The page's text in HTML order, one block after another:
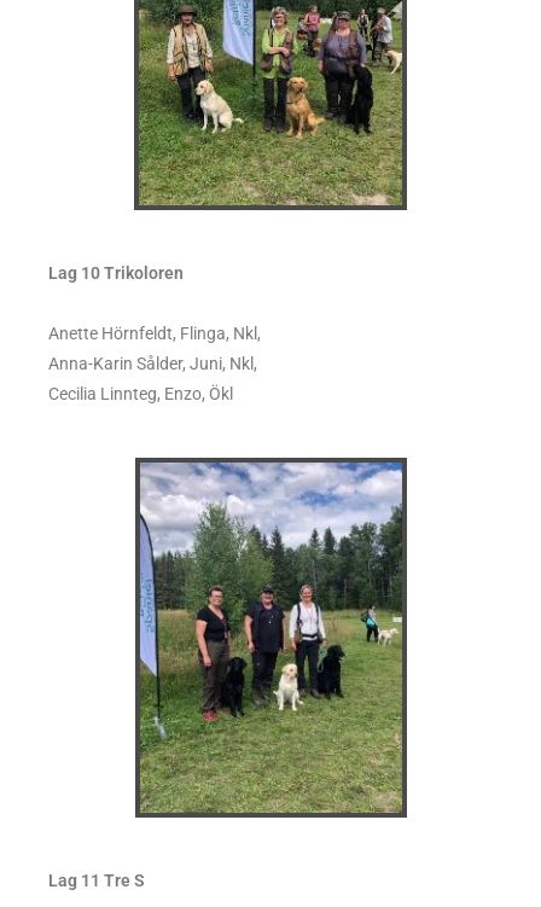
Lag 10 Trikoloren
Anette Hörnfeldt, Flinga, Nkl,
Anna-Karin Sålder, Juni, Nkl,
Cecilia Linnteg, Enzo, Ökl
Lag 11 Tre S